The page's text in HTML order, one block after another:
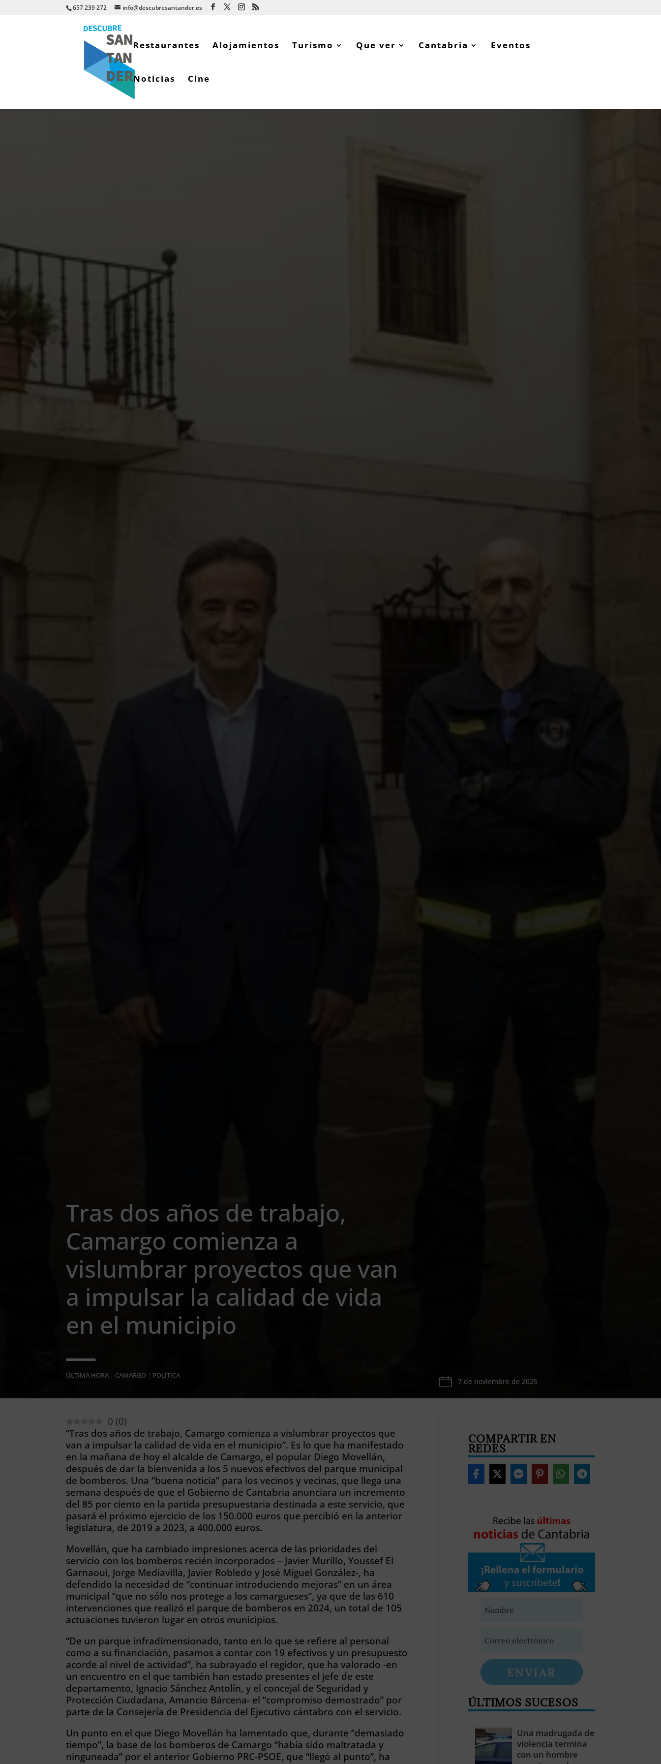
657 239 272 info@descubresantander.es
Restaurantes Alojamientos Turismo Que ver Cantabria Eventos
Noticias Cine
Tras dos años de trabajo,
Camargo comienza a
vislumbrar proyectos que van
a impulsar la calidad de vida
en el municipio
ÚLTIMA HORA | CAMARGO | POLÍTICA
7 de noviembre de 2025
0 (0)
“Tras dos años de trabajo, Camargo comienza a vislumbrar proyectos que
van a impulsar la calidad de vida en el municipio”. Es lo que ha manifestado
en la mañana de hoy el alcalde de Camargo, el popular Diego Movellán,
después de dar la bienvenida a los 5 nuevos efectivos del parque municipal
de bomberos. Una “buena noticia” para los vecinos y vecinas, que llega una
semana después de que el Gobierno de Cantabria anunciara un incremento
del 85 por ciento en la partida presupuestaria destinada a este servicio, que
pasará el próximo ejercicio de los 150.000 euros que percibió en la anterior
legislatura, de 2019 a 2023, a 400.000 euros.
Movellán, que ha cambiado impresiones acerca de las prioridades del
servicio con los bomberos recién incorporados – Javier Murillo, Youssef El
Garnaoui, Jorge Mediavilla, Javier Robledo y José Miguel González-, ha
defendido la necesidad de “continuar introduciendo mejoras” en un área
municipal “que no sólo nos protege a los camargueses”, ya que de las 610
intervenciones que realizó el parque de bomberos en 2024, un total de 105
actuaciones tuvieron lugar en otros municipios.
“De un parque infradimensionado, tanto en lo que se refiere al personal
como a su financiación, pasamos a contar con 19 efectivos y un presupuesto
acorde al nivel de actividad”, ha subrayado el regidor, que ha valorado -en
un encuentro en el que también han estado presentes el jefe de este
departamento, Ignacio Sánchez Antolín, y el concejal de Seguridad y
Protección Ciudadana, Amancio Bárcena- el “compromiso demostrado” por
parte de la Consejería de Presidencia del Ejecutivo cántabro con el servicio.
Un punto en el que Diego Movellán ha lamentado que, durante “demasiado
tiempo”, la base de los bomberos de Camargo “había sido maltratada y
ninguneada” por el anterior Gobierno PRC-PSOE, que “llegó al punto”, ha
COMPARTIR EN
REDES
ENVIAR
ÚLTIMOS SUCESOS
Una madrugada de
violencia termina
con un hombre